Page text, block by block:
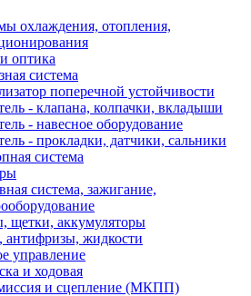
охлаждения, отопления,
оптика
система
поперечной устойчивости
- клапана, колпачки, вкладыши
- навесное оборудование
- прокладки, датчики, сальники
система
система, зажигание,
щетки, аккумуляторы
антифризы, жидкости
управление
и ходовая
и сцепление (МКПП)